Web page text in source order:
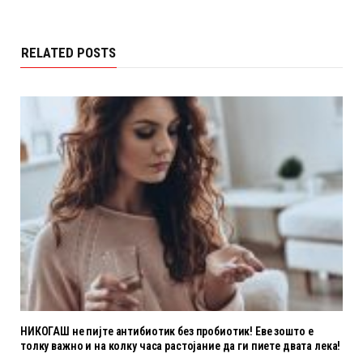
RELATED POSTS
НИКОГАШ не пијте антибиотик без пробиотик! Еве зошто е
толку важно и на колку часа растојание да ги пиете двата лека!